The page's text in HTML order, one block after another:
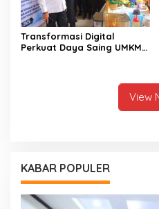
Transformasi Digital
Perkuat Daya Saing UMKM
View
KABAR POPULER